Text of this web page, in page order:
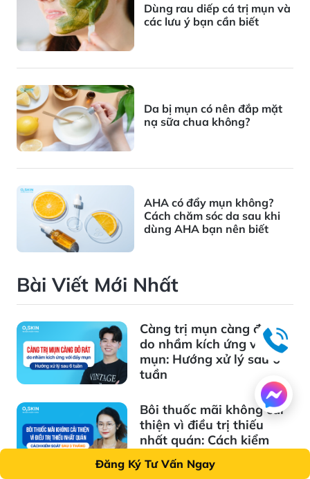
Dùng rau diếp cá trị mụn và
các lưu ý bạn cần biết
Da bị mụn có nên đắp mặt
nạ sữa chua không?
AHA có đẩy mụn không?
Cách chăm sóc da sau khi
dùng AHA bạn nên biết
Bài Viết Mới Nhất
Càng trị mụn càng đỏ rát
do nhầm kích ứng với đẩy
mụn: Hướng xử lý sau 6
tuần
Bôi thuốc mãi không cải
thiện vì điều trị thiếu
nhất quán: Cách kiểm
soát sau 3 tháng
Đăng Ký Tư Vấn Ngay